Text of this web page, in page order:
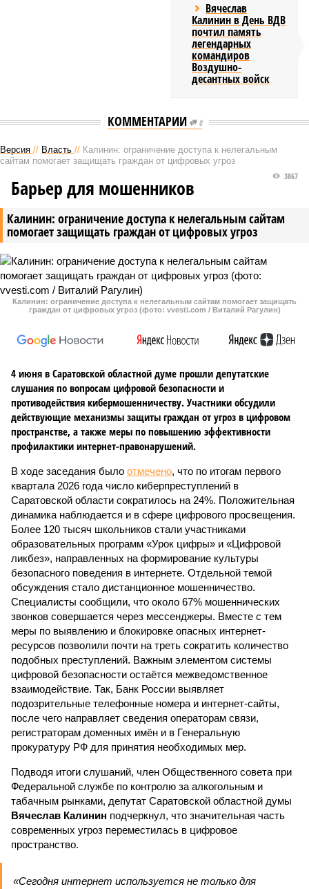
Вячеслав
Калинин в День ВДВ
почтил память
легендарных
командиров
Воздушно-
десантных войск
КОММЕНТАРИИ 0
Версия // Власть // Калинин: ограничение доступа к нелегальным
сайтам помогает защищать граждан от цифровых угроз
Калинин: ограничение доступа к нелегальным сайтам
помогает защищать граждан от цифровых угроз
3867
Барьер для мошенников
Калинин: ограничение доступа к нелегальным сайтам помогает защищать
граждан от цифровых угроз (фото: vvesti.com / Виталий Рагулин)
4 июня в Саратовской областной думе прошли депутатские
слушания по вопросам цифровой безопасности и
противодействия кибермошенничеству. Участники обсудили
действующие механизмы защиты граждан от угроз в цифровом
пространстве, а также меры по повышению эффективности
профилактики интернет-правонарушений.
В ходе заседания было отмечено, что по итогам первого
квартала 2026 года число киберпреступлений в
Саратовской области сократилось на 24%. Положительная
динамика наблюдается и в сфере цифрового просвещения.
Более 120 тысяч школьников стали участниками
образовательных программ «Урок цифры» и «Цифровой
ликбез», направленных на формирование культуры
безопасного поведения в интернете. Отдельной темой
обсуждения стало дистанционное мошенничество.
Специалисты сообщили, что около 67% мошеннических
звонков совершается через мессенджеры. Вместе с тем
меры по выявлению и блокировке опасных интернет-
ресурсов позволили почти на треть сократить количество
подобных преступлений. Важным элементом системы
цифровой безопасности остаётся межведомственное
взаимодействие. Так, Банк России выявляет
подозрительные телефонные номера и интернет-сайты,
после чего направляет сведения операторам связи,
регистраторам доменных имён и в Генеральную
прокуратуру РФ для принятия необходимых мер.
Подводя итоги слушаний, член Общественного совета при
Федеральной службе по контролю за алкогольным и
табачным рынками, депутат Саратовской областной думы
Вячеслав Калинин подчеркнул, что значительная часть
современных угроз переместилась в цифровое
пространство.
«Сегодня интернет используется не только для